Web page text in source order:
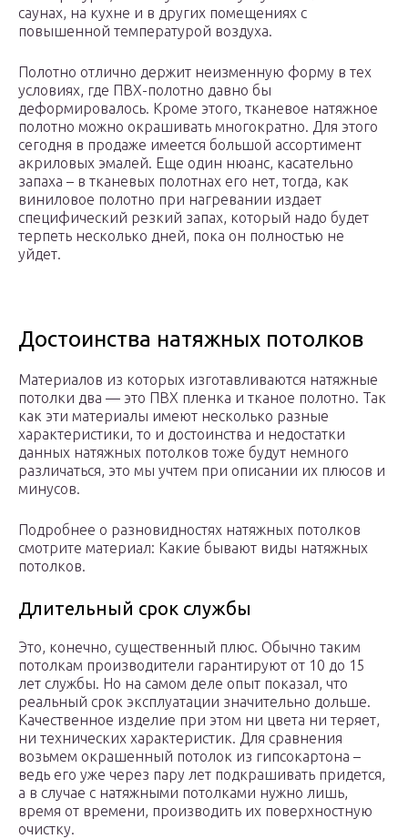
саунах, на кухне и в других помещениях с
повышенной температурой воздуха.
Полотно отлично держит неизменную форму в тех
условиях, где ПВХ-полотно давно бы
деформировалось. Кроме этого, тканевое натяжное
полотно можно окрашивать многократно. Для этого
сегодня в продаже имеется большой ассортимент
акриловых эмалей. Еще один нюанс, касательно
запаха – в тканевых полотнах его нет, тогда, как
виниловое полотно при нагревании издает
специфический резкий запах, который надо будет
терпеть несколько дней, пока он полностью не
уйдет.
Достоинства натяжных потолков
Материалов из которых изготавливаются натяжные
потолки два — это ПВХ пленка и тканое полотно. Так
как эти материалы имеют несколько разные
характеристики, то и достоинства и недостатки
данных натяжных потолков тоже будут немного
различаться, это мы учтем при описании их плюсов и
минусов.
Подробнее о разновидностях натяжных потолков
смотрите материал: Какие бывают виды натяжных
потолков.
Длительный срок службы
Это, конечно, существенный плюс. Обычно таким
потолкам производители гарантируют от 10 до 15
лет службы. Но на самом деле опыт показал, что
реальный срок эксплуатации значительно дольше.
Качественное изделие при этом ни цвета ни теряет,
ни технических характеристик. Для сравнения
возьмем окрашенный потолок из гипсокартона –
ведь его уже через пару лет подкрашивать придется,
а в случае с натяжными потолками нужно лишь,
время от времени, производить их поверхностную
очистку.